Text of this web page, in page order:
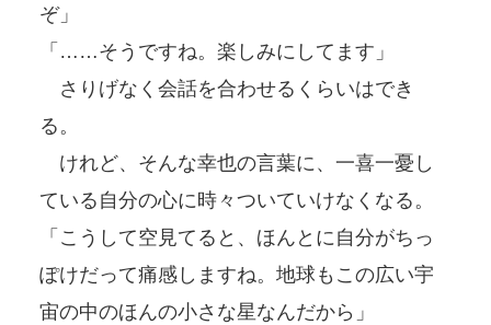
ぞ」
「……そうですね。楽しみにしてます」
さりげなく会話を合わせるくらいはでき
る。
けれど、そんな幸也の言葉に、一喜一憂し
ている自分の心に時々ついていけなくなる。
「こうして空見てると、ほんとに自分がちっ
ぽけだって痛感しますね。地球もこの広い宇
宙の中のほんの小さな星なんだから」